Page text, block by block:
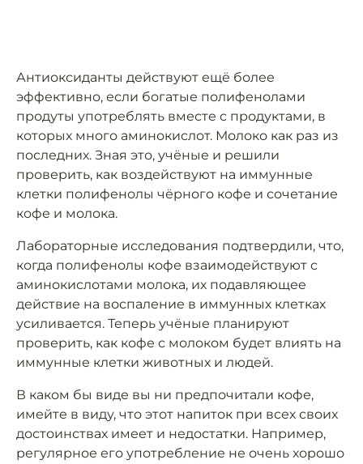
Антиоксиданты действуют ещё более
эффективно, если богатые полифенолами
продуты употреблять вместе с продуктами, в
которых много аминокислот. Молоко как раз из
последних. Зная это, учёные и решили
проверить, как воздействуют на иммунные
клетки полифенолы чёрного кофе и сочетание
кофе и молока.
Лабораторные исследования подтвердили, что,
когда полифенолы кофе взаимодействуют с
аминокислотами молока, их подавляющее
действие на воспаление в иммунных клетках
усиливается. Теперь учёные планируют
проверить, как кофе с молоком будет влиять на
иммунные клетки животных и людей.
В каком бы виде вы ни предпочитали кофе,
имейте в виду, что этот напиток при всех своих
достоинствах имеет и недостатки. Например,
регулярное его употребление не очень хорошо